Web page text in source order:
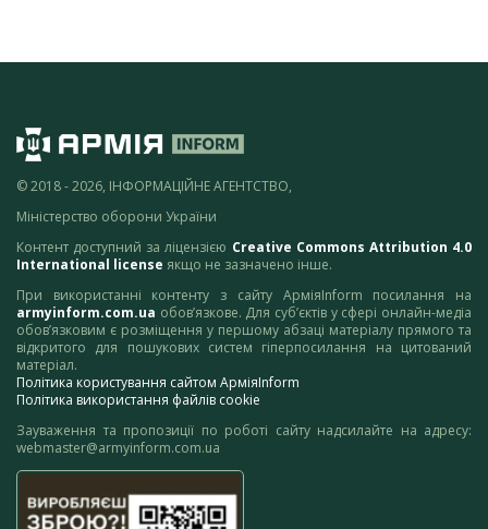
© 2018 - 2026, ІНФОРМАЦІЙНЕ АГЕНТСТВО,
Міністерство оборони України
Контент доступний за ліцензією Creative Commons Attribution 4.0
International license якщо не зазначено інше.
При використанні контенту з сайту АрміяInform посилання на
armyinform.com.ua обов’язкове. Для суб’єктів у сфері онлайн-медіа
обов’язковим є розміщення у першому абзаці матеріалу прямого та
відкритого для пошукових систем гіперпосилання на цитований
матеріал.
Політика користування сайтом АрміяInform
Політика використання файлів cookie
Зауваження та пропозиції по роботі сайту надсилайте на адресу:
webmaster@armyinform.com.ua